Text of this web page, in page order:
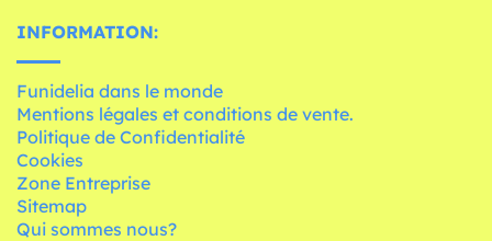
INFORMATION:
Funidelia dans le monde
Mentions légales et conditions de vente.
Politique de Confidentialité
Cookies
Zone Entreprise
Sitemap
Qui sommes nous?